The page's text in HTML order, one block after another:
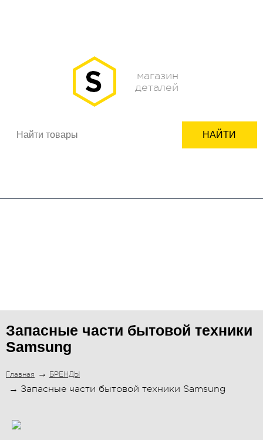
магазин
деталей
НАЙТИ
Запасные части бытовой техники
Samsung
Главная БРЕНДЫ
Запасные части бытовой техники Samsung